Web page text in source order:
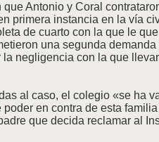
que Antonio y Coral
primera instancia en la vía
de cuarto con la que le
una segunda
negligencia con la que
al caso, el colegio «se ha
en contra de esta
que decida reclamar al